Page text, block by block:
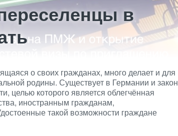
в
о своих гражданах, много делает и для
родины. Существует в Германии и закон
целью которого является облегчённая
иностранным гражданам,
такой возможности граждане